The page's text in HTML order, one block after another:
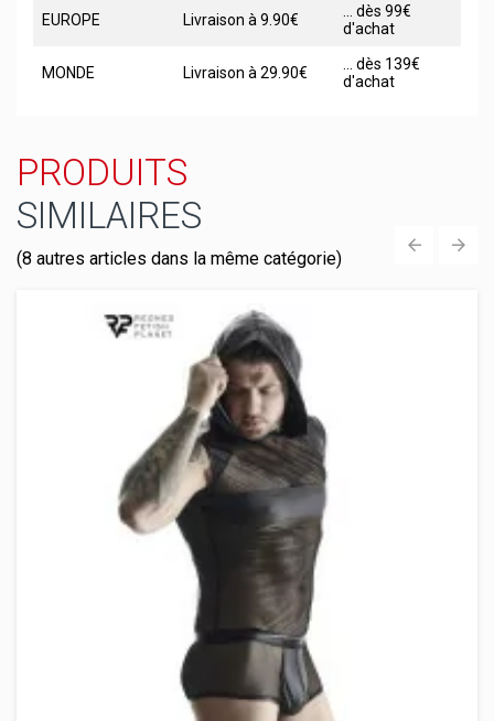
EUROPE Livraison à 9.90€
... dès 99€
d'achat
MONDE Livraison à 29.90€
... dès 139€
d'achat
PRODUITS
SIMILAIRES
(8 autres articles dans la même catégorie)